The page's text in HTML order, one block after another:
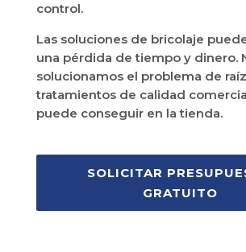
control.
Las soluciones de bricolaje
una pérdida de tiempo y dinero.
solucionamos el problema de
tratamientos de calidad
puede conseguir en la tienda.
SOLICITAR
GRATUITO